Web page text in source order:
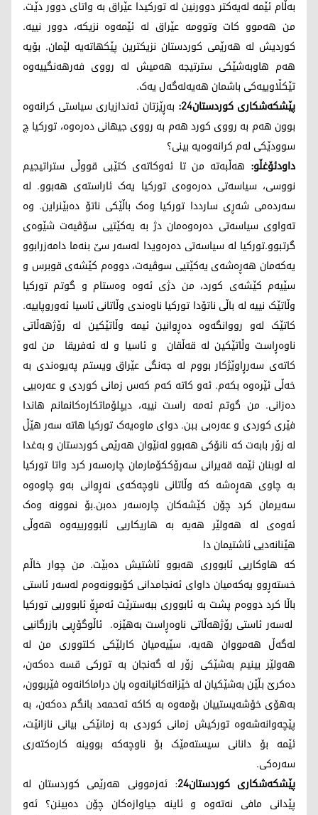
بەڵام ئێمە لەیەکتر دوورنین لە تورکیدا عێراق بە واتای دوور دێت.
من هەموو کات وتوومە عێراق لە ئێمەوە نزیکە، دوور نییە.
کوردیش لە هەرێمی کوردستان نزیکترین پێکهاتەیە لێمان. بۆیە
هەم هاوبەشێکی سترتیجە هەمیش لە رووی فەرهەنگییەوە
تێکڵاوییەکی باشمان هەیەلەگەل یەک.
پێشکەشکاری کوردستان24:
بەڕێزتان ئەندازیاری سیاستی کرانەوە
بوون هەم بە رووی کورد هەم بە رووی جیهانی دەرەوە، تورکیا چ
سوودێکی لەم کرانەوەیە بینی؟
داودئۆغڵو: هەڵبەتە من تا ئەوکاتەی کتێبی قووڵی ستراتیجیم
نووسی، سیاسەتی دەرەوەی تورکیا یەک ئاراستەی هەبوو. لە
سەردەمی شەڕی سارددا تورکیا وەک باڵێکی ناتۆ دەبێنراین. وە
تەواوی سیاسەتی دەرەوەمان دژ بە یەکێتیی سۆڤیەت شێوەی
گرتبوو.تورکیا لە سیاسەتی دەرەویدا لەسەر سێ بنەما دامەزرابوو
یەکەمان هەڕەشەی یەکێتیی سوڤیەت، دووەم کێشەی قوبرس و
سێیەم کێشەی کورد، من دژی ئەوە وەستام و گوتم تورکیا
وڵاتێک نییە لە باڵی ناتۆدا تورکیا ناوەندی وڵاتانی ئاسیا ئەوروپاییە.
کاتێک لەو رووانگەوە دەڕوانین ئیمە وڵاتێکین لە رۆژهەڵاتی
ناوەڕاست وڵاتێکین لە قەڵقان و ئاسیا و لە ئەفریقا من لەو
کاتەی سەرڕاوێژکار بووم لە جەنگی عێراق ویستم پەیوەندی بە
خەڵی ئێرەوە بکەم. ئەو کاتە کەم کەس زمانی کوردی و عەرەبیی
دەزانی. من گوتم ئەمە راست نییە، دیپلۆماتکارەکانمانم هاندا
فێری کوردی و عەرەبی ببن. دوای ماوەیەک تورکیا هاتە سەر هێڵ
لە زۆر بابەت کە نانۆکی هەبوو لەنێوان هەرێمی کوردستان و بەغدا
لە لوبنان ئێمە قەیرانی سەرۆککۆمارمان چارەسەر کرد واتا تورکیا
بە چاوی هەڕەشە کە وڵاتانی ناوچەکەی نەڕوانی بەو چاوەوە
سەیرمان کرد چۆن کێشەکان چارەسەر دەبن.بۆ نموونە وەک
ئەوەی لە هەولێر هەیە بە هاریکاریی ئابوورییەوە هەوڵی
هێنانەدیی ئاشتیمان دا
کە هاوکاریی ئابووری هەبوو ئاشتیش دەبێت. من چوار خاڵم
خستەڕوو یەکەمیان داوای ئەنجامدانی کۆبوونەوەم لەسەر ئاستی
باڵا کرد دووەم پشت بە ئابووری ببەسترێت ئەمڕۆ ئابووریی تورکیا
لەسەر ئاستی رۆژهەڵاتی ناوەڕاست بەهێزە. ئاڵوگۆڕیی بازرگانیی
لەگەڵ هەمووان هەیە، سێیەمیان کارلێکی کلتووری من لە
هەولێر بینیم بەشێکی زۆر لە گەنجان بە تورکی قسە دەکەن،
دەکرێ بڵێن بەشێکیان لە خێزانەکانیانەوە یان دراماکانەوە فێربوون،
بەهۆی خۆشەیستییان بۆمەوە بە کاکە ئەحمەد بانگم دەکەن، بە
پێچەوانەشەوە تورکیش زمانی کوردی بە زمانێکی بیانی نازانێت،
ئێمە بۆ دانانی سیستەمێک بۆ ناوچەکە بووینە کارەکتەری
سەرەکی.
پێشکەشکاری کوردستان24 : ئەزموونی هەرێمی کوردستان لە
پێدانی مافی نەتەوە و ئاینە جیاوازەکان چۆن دەبینن؟ ئەو